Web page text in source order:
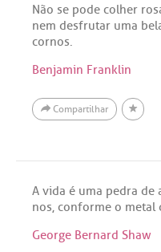
Não se pode colher
nem desfrutar uma
cornos.
Benjamin Franklin
Compartilhar
A vida é uma pedra de
nos, conforme o metal
George Bernard Shaw